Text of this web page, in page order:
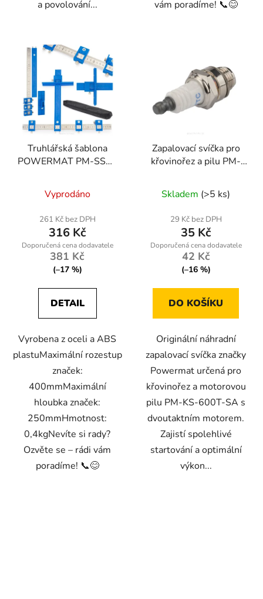
a povolování... vám poradíme! 📞😊
Truhlářská šablona
POWERMAT PM-SSO-
Vyprodáno
261 Kč bez DPH
316 Kč
381 Kč
(–17 %)
DETAIL
Vyrobena z oceli a ABS
plastuMaximální rozestup
značek:
400mmMaximální
hloubka značek:
250mmHmotnost:
0,4kgNevíte si rady?
Ozvěte se – rádi vám
poradíme! 📞😊
Zapalovací svíčka pro
křovinořez a pilu PM-
Skladem (>5 ks)
29 Kč bez DPH
35 Kč
42 Kč
(–16 %)
DO KOŠÍKU
Originální náhradní
zapalovací svíčka značky
Powermat určená pro
křovinořez a motorovou
pilu PM-KS-600T-SA s
dvoutaktním motorem.
Zajistí spolehlivé
startování a optimální
výkon...